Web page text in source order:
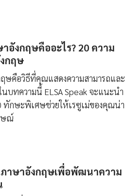
อังกฤษคืออะไร? 20 ความ
กฤษ
ษคือวิธีที่คุณแสดงความสามารถและ
บทความนี้ ELSA Speak จะแนะนำ
ทักษะพิเศษช่วยให้เรซูเม่ของคุณน่า
ษณ์
าษาอังกฤษเพื่อพัฒนาความ